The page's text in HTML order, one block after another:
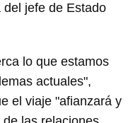
jefe de Estado
lo que estamos
actuales",
el viaje "afianzará y